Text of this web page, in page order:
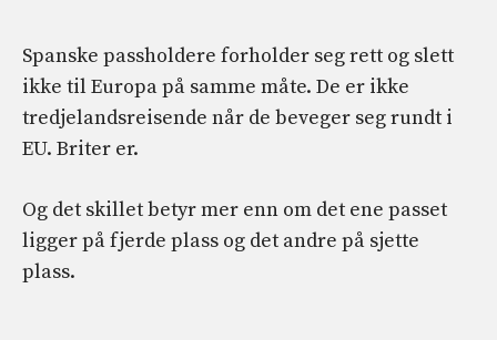
Spanske passholdere forholder seg rett og slett
ikke til Europa på samme måte. De er ikke
tredjelandsreisende når de beveger seg rundt i
EU. Briter er.
Og det skillet betyr mer enn om det ene passet
ligger på fjerde plass og det andre på sjette
plass.